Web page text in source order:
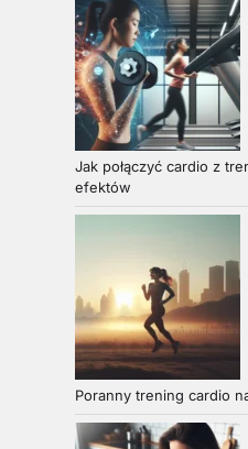
Jak połączyć cardio z
efektów
Poranny trening cardio